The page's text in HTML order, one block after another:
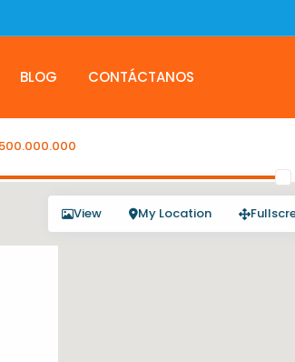
BLOG CONTÁCTANOS
View My Location